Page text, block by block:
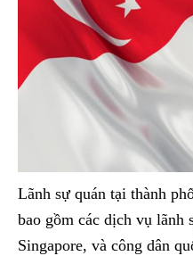
Lãnh sự quán tại thành
bao gồm các dịch vụ lãnh
Singapore, và công dân